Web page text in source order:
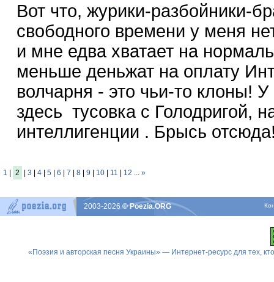
Вот что, журики-разбойники-
свободного времени у меня
и мне едва хватает на
меньше деньжат на оплату
волчарня - это чьи-то клоны!
здесь тусовка с Голодригой,
интеллигенции . Брысь
1 2 3 4 5 6 7 8 9 10 11 12 ... »
2003-2026© Poezia.ORG
«Поэзия и авторская песня Украины» — Интернет-ресурс для тех,